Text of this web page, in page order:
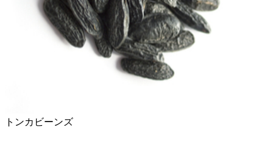
トンカビーンズ